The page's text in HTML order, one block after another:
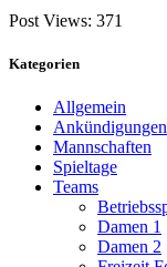
Post Views: 371
Kategorien
Allgemein
Ankündigungen
Mannschaften
Spieltage
Teams
Damen 1
Damen 2